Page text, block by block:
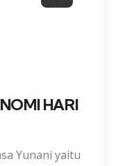
HARI
Yunani yaitu